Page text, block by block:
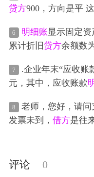
贷方900，方向是平
6 明细账显示固定资
累计折旧贷方余额数
问一下老师 为了他这
元 是折旧完了吗？
7 .企业年末“应收账
元，其中，应收账款
科目的贷方余额为20
业年末资产负债表中
8 老师，您好，请
发票未到， 借方是往
评论 0